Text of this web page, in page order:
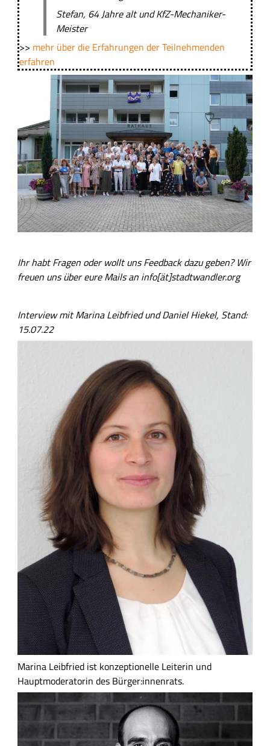
Stefan, 64 Jahre alt und KfZ-Mechaniker-
Meister
>> mehr über die Erfahrungen der Teilnehmenden
erfahren
d
Ihr habt Fragen oder wollt uns Feedback dazu geben? Wir
freuen uns über eure Mails an info[ät]stadtwandler.org
Interview mit Marina Leibfried und Daniel Hiekel, Stand:
15.07.22
Marina Leibfried ist konzeptionelle Leiterin und
Hauptmoderatorin des Bürger:innenrats.
B